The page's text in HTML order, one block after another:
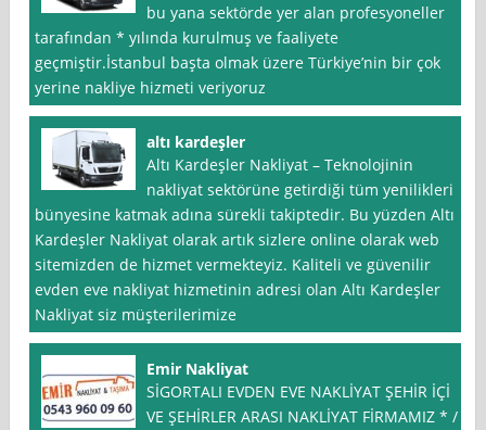
bu yana sektörde yer alan profesyoneller
tarafından * yılında kurulmuş ve faaliyete
geçmiştir.İstanbul başta olmak üzere Türkiye’nin bir çok
yerine nakliye hizmeti veriyoruz
altı kardeşler
Altı Kardeşler Nakliyat – Teknolojinin
nakliyat sektörüne getirdiği tüm yenilikleri
bünyesine katmak adına sürekli takiptedir. Bu yüzden Altı
Kardeşler Nakliyat olarak artık sizlere online olarak web
sitemizden de hizmet vermekteyiz. Kaliteli ve güvenilir
evden eve nakliyat hizmetinin adresi olan Altı Kardeşler
Nakliyat siz müşterilerimize
Emir Nakliyat
SİGORTALI EVDEN EVE NAKLİYAT ŞEHİR İÇİ
VE ŞEHİRLER ARASI NAKLİYAT FİRMAMIZ * / *